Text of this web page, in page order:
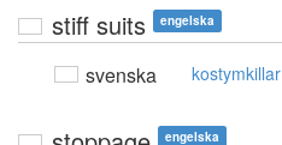
stiff suits engelska
svenska kostymkillar
engelska